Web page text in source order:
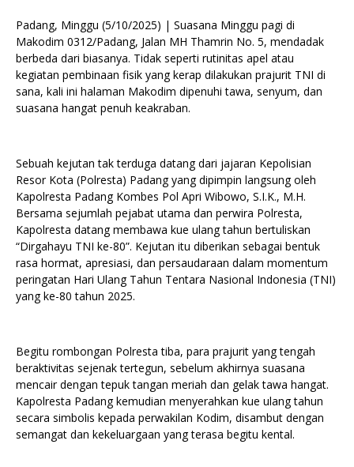
Padang, Minggu (5/10/2025) | Suasana Minggu pagi di
Makodim 0312/Padang, Jalan MH Thamrin No. 5, mendadak
berbeda dari biasanya. Tidak seperti rutinitas apel atau
kegiatan pembinaan fisik yang kerap dilakukan prajurit TNI di
sana, kali ini halaman Makodim dipenuhi tawa, senyum, dan
suasana hangat penuh keakraban.
Sebuah kejutan tak terduga datang dari jajaran Kepolisian
Resor Kota (Polresta) Padang yang dipimpin langsung oleh
Kapolresta Padang Kombes Pol Apri Wibowo, S.I.K., M.H.
Bersama sejumlah pejabat utama dan perwira Polresta,
Kapolresta datang membawa kue ulang tahun bertuliskan
“Dirgahayu TNI ke-80”. Kejutan itu diberikan sebagai bentuk
rasa hormat, apresiasi, dan persaudaraan dalam momentum
peringatan Hari Ulang Tahun Tentara Nasional Indonesia (TNI)
yang ke-80 tahun 2025.
Begitu rombongan Polresta tiba, para prajurit yang tengah
beraktivitas sejenak tertegun, sebelum akhirnya suasana
mencair dengan tepuk tangan meriah dan gelak tawa hangat.
Kapolresta Padang kemudian menyerahkan kue ulang tahun
secara simbolis kepada perwakilan Kodim, disambut dengan
semangat dan kekeluargaan yang terasa begitu kental.